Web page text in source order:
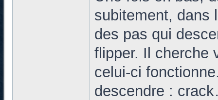
subitement, dans
des pas qui
flipper. Il cherche
celui-ci
descendre :